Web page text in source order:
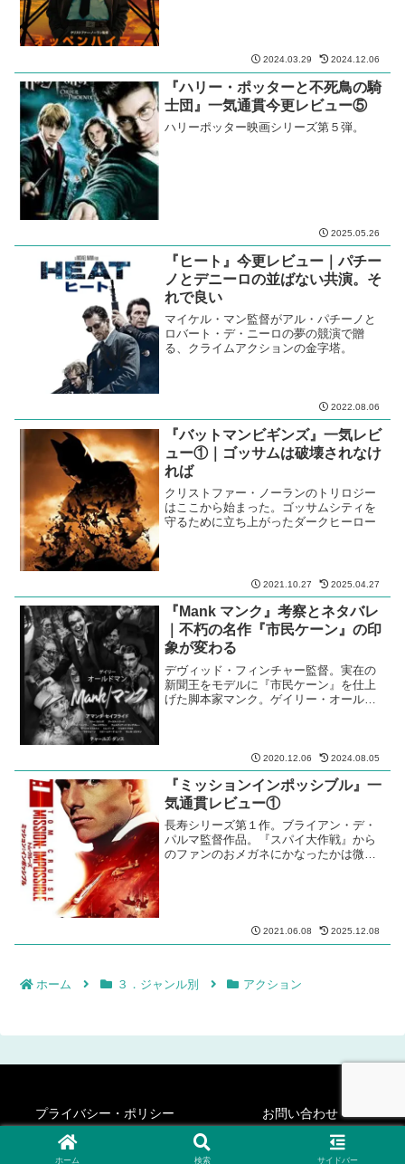
2024.03.29 2024.12.06
『ハリー・ポッターと不死鳥の騎
士団』一気通貫今更レビュー⑤
ハリーポッター映画シリーズ第５弾。
2025.05.26
『ヒート』今更レビュー｜パチー
ノとデニーロの並ばない共演。そ
れで良い
マイケル・マン監督がアル・パチーノと
ロバート・デ・ニーロの夢の競演で贈
る、クライムアクションの金字塔。
2022.08.06
『バットマンビギンズ』一気レビ
ュー①｜ゴッサムは破壊されなけ
れば
クリストファー・ノーランのトリロジー
はここから始まった。ゴッサムシティを
守るために立ち上がったダークヒーロー
2021.10.27 2025.04.27
『Mank マンク』考察とネタバレ
｜不朽の名作『市民ケーン』の印
象が変わる
デヴィッド・フィンチャー監督。実在の
新聞王をモデルに『市民ケーン』を仕上
げた脚本家マンク。ゲイリー・オールド
2020.12.06 2024.08.05
『ミッションインポッシブル』一
気通貫レビュー①
長寿シリーズ第１作。ブライアン・デ・
パルマ監督作品。『スパイ大作戦』から
のファンのおメガネにかなったかは微妙
2021.06.08 2025.12.08
ホーム ３．ジャンル別 アクション
プライバシー・ポリシー お問い合わせ
© 2020-2026 シネフィリー・ステディ・ゴー！.
ホーム 検索 サイドバー